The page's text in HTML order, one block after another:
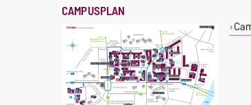
CAMPUSPLAN